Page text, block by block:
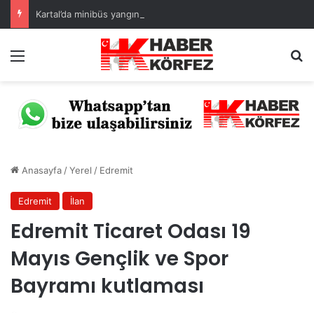
Menü
Anasayfa /Yerel / Edremit
Edremit İlan
Edremit Ticaret Odası 19
Mayıs Gençlik ve Spor
Bayramı kutlaması